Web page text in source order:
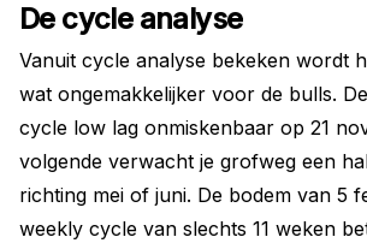
De cycle analyse
Vanuit cycle analyse bekeken wordt
wat ongemakkelijker voor de bulls.
cycle low lag onmiskenbaar op 21
volgende verwacht je grofweg een
richting mei of juni. De bodem van 5
weekly cycle van slechts 11 weken